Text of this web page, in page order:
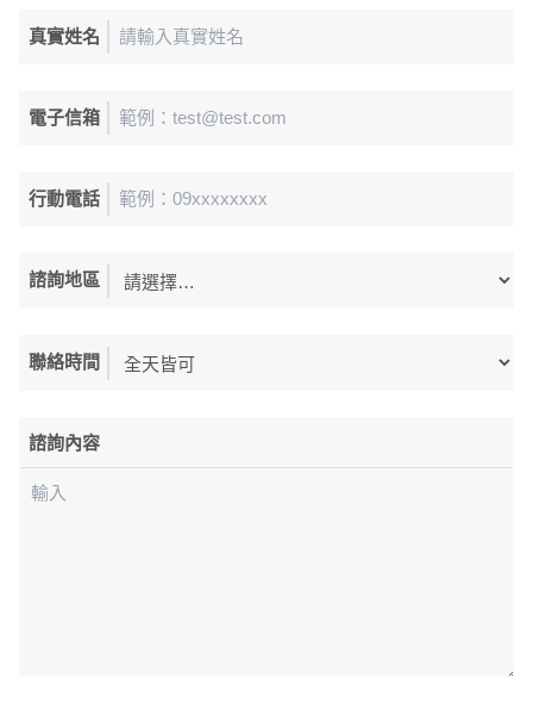
真實姓名
電子信箱
行動電話
諮詢地區
聯絡時間
諮詢內容